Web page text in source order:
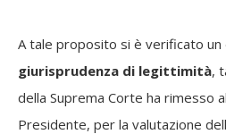
A tale proposito si è verificato un
giurisprudenza di legittimità,
della Suprema Corte ha rimesso
Presidente, per la valutazione